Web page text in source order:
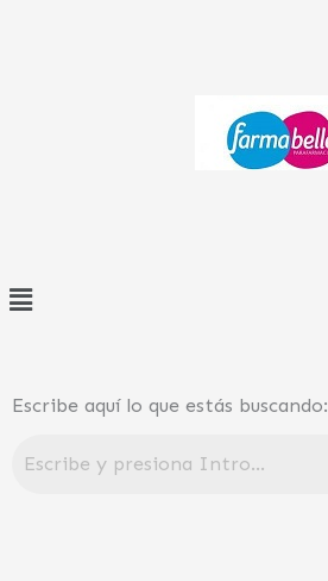
Menú
Escribe aquí lo que estás buscando: